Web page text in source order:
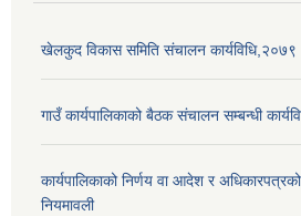
खेलकुद विकास समिति संचालन कार्यविधि,२०७९
गाउँ कार्यपालिकाको बैठक संचालन सम्बन्धी
कार्यपालिकाको निर्णय वा आदेश र
नियमावली